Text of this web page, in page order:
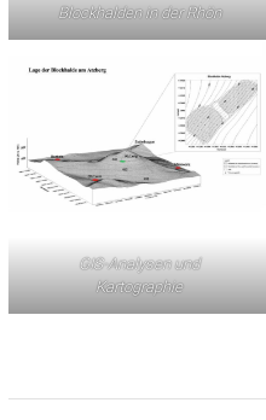
Blockhalden in der Rhön
GIS-Analysen und
Kartographie